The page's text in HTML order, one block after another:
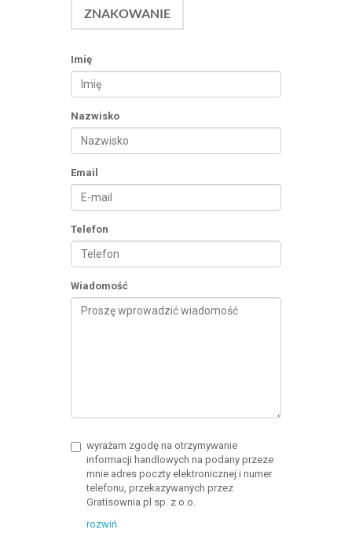
ZNAKOWANIE
Imię
Nazwisko
Email
Telefon
Wiadomość
wyrażam zgodę na otrzymywanie
informacji handlowych na podany przeze
mnie adres poczty elektronicznej i numer
telefonu, przekazywanych przez
Gratisownia.pl sp. z o.o.
rozwiń